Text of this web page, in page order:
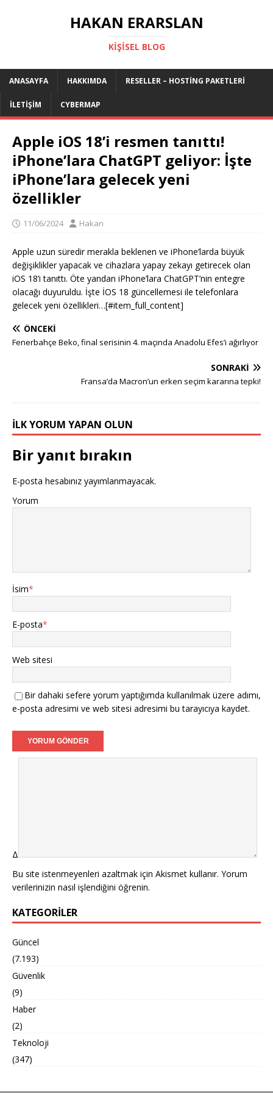
HAKAN ERARSLAN
KIŞISEL BLOG
ANASAYFA HAKKIMDA RESELLER – HOSTING PAKETLERI
İLETIŞIM CYBERMAP
Apple iOS 18’i resmen tanıttı!
iPhone’lara ChatGPT geliyor: İşte
iPhone’lara gelecek yeni
özellikler
11/06/2024 Hakan
Apple uzun süredir merakla beklenen ve iPhone’larda büyük
değişiklikler yapacak ve cihazlara yapay zekayı getirecek olan
iOS 18’i tanıttı. Öte yandan iPhone’lara ChatGPT’nin entegre
olacağı duyuruldu. İşte İOS 18 güncellemesi ile telefonlara
gelecek yeni özellikleri…[#item_full_content]
ÖNCEKI
Fenerbahçe Beko, final serisinin 4. maçında Anadolu Efes’i ağırlıyor
SONRAKI
Fransa’da Macron’un erken seçim kararına tepki!
İLK YORUM YAPAN OLUN
Bir yanıt bırakın
E-posta hesabınız yayımlanmayacak.
Yorum
İsim*
E-posta*
Web sitesi
Bir dahaki sefere yorum yaptığımda kullanılmak üzere adımı,
e-posta adresimi ve web sitesi adresimi bu tarayıcıya kaydet.
Δ
Bu site istenmeyenleri azaltmak için Akismet kullanır. Yorum
verilerinizin nasıl işlendiğini öğrenin.
KATEGORILER
Güncel
(7.193)
Güvenlik
(9)
Haber
(2)
Teknoloji
(347)